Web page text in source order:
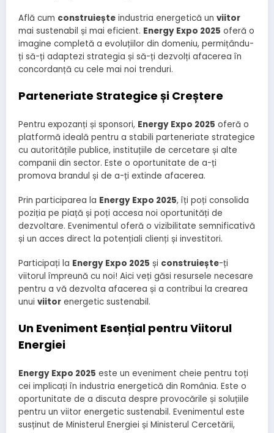
Află cum construiește industria energetică un viitor
mai sustenabil și mai eficient. Energy Expo 2025 oferă o
imagine completă a evoluțiilor din domeniu, permițându-
ți să-ți adaptezi strategia și să-ți dezvolți afacerea în
concordanță cu cele mai noi trenduri.
Parteneriate Strategice și Creștere
Pentru expozanți și sponsori, Energy Expo 2025 oferă o
platformă ideală pentru a stabili parteneriate strategice
cu autoritățile publice, instituțiile de cercetare și alte
companii din sector. Este o oportunitate de a-ți
promova brandul și de a-ți extinde afacerea.
Prin participarea la Energy Expo 2025, îți poți consolida
poziția pe piață și poți accesa noi oportunități de
dezvoltare. Evenimentul oferă o vizibilitate semnificativă
și un acces direct la potențiali clienți și investitori.
Participați la Energy Expo 2025 și construiește-ți
viitorul împreună cu noi! Aici veți găsi resursele necesare
pentru a vă dezvolta afacerea și a contribui la crearea
unui viitor energetic sustenabil.
Un Eveniment Esențial pentru Viitorul
Energiei
Energy Expo 2025 este un eveniment cheie pentru toți
cei implicați în industria energetică din România. Este o
oportunitate de a discuta despre provocările și soluțiile
pentru un viitor energetic sustenabil. Evenimentul este
susținut de Ministerul Energiei și Ministerul Cercetării,